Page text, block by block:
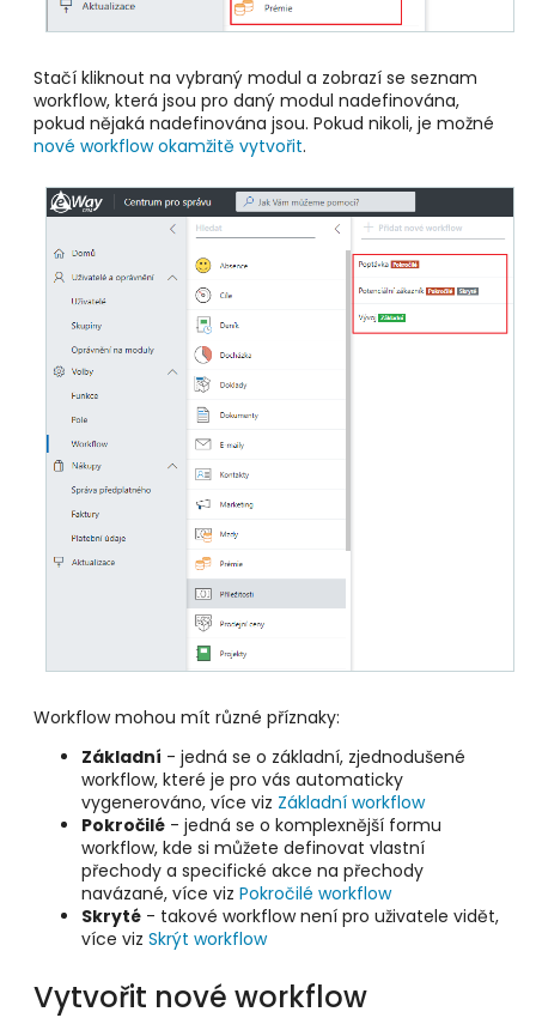
Stačí kliknout na vybraný modul a zobrazí se seznam
workflow, která jsou pro daný modul nadefinována,
pokud nějaká nadefinována jsou. Pokud nikoli, je možné
nové workflow okamžitě vytvořit.
Workflow mohou mít různé příznaky:
Základní - jedná se o základní, zjednodušené
workflow, které je pro vás automaticky
vygenerováno, více viz Základní workflow
Pokročilé - jedná se o komplexnější formu
workflow, kde si můžete definovat vlastní
přechody a specifické akce na přechody
navázané, více viz Pokročilé workflow
Skryté - takové workflow není pro uživatele vidět,
více viz Skrýt workflow
Vytvořit nové workflow